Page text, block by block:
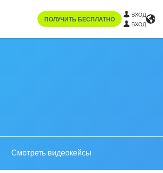
ПОЛУЧИТЬ БЕСПЛАТНО
ВХОД
ВХОД
Смотреть видеокейсы